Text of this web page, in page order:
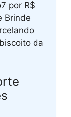
por R$
Brinde
da